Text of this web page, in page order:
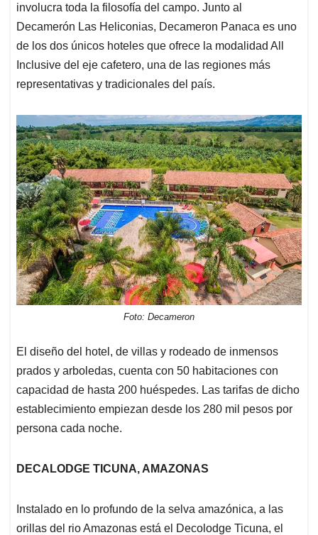
involucra toda la filosofía del campo. Junto al
Decamerón Las Heliconias, Decameron Panaca es uno
de los dos únicos hoteles que ofrece la modalidad All
Inclusive del eje cafetero, una de las regiones más
representativas y tradicionales del país.
Foto: Decameron
El diseño del hotel, de villas y rodeado de inmensos
prados y arboledas, cuenta con 50 habitaciones con
capacidad de hasta 200 huéspedes. Las tarifas de dicho
establecimiento empiezan desde los 280 mil pesos por
persona cada noche.
DECALODGE TICUNA, AMAZONAS
Instalado en lo profundo de la selva amazónica, a las
orillas del rio Amazonas está el Decolodge Ticuna, el